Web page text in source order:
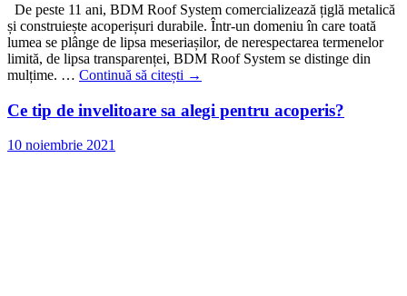
De peste 11 ani, BDM Roof System comercializează țiglă metalică
și construiește acoperișuri durabile. Într-un domeniu în care toată
lumea se plânge de lipsa meseriașilor, de nerespectarea termenelor
limită, de lipsa transparenței, BDM Roof System se distinge din
mulțime. … Continuă să citești →
Ce tip de invelitoare sa alegi pentru acoperis?
10 noiembrie 2021